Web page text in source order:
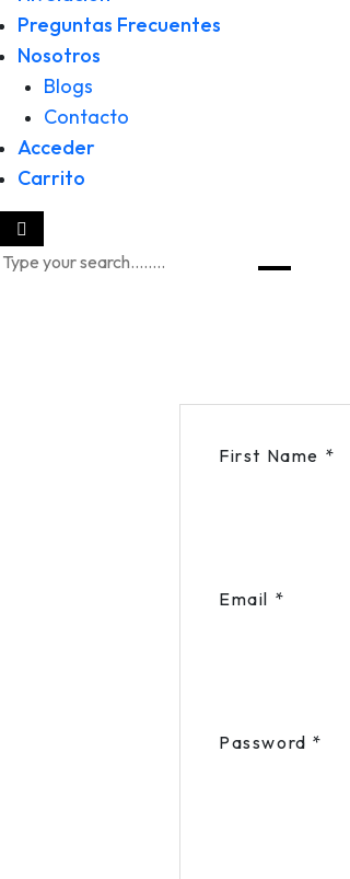
Preguntas Frecuentes
Nosotros
Blogs
Contacto
Acceder
Carrito
First Name *
Email *
Password *